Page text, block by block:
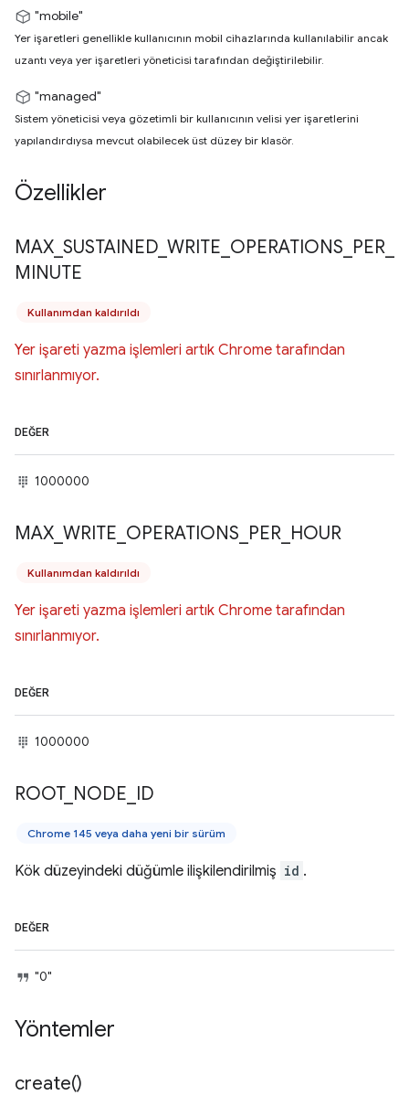
"mobile"
Yer işaretleri genellikle kullanıcının mobil cihazlarında kullanılabilir ancak
uzantı veya yer işaretleri yöneticisi tarafından değiştirilebilir.
"managed"
Sistem yöneticisi veya gözetimli bir kullanıcının velisi yer işaretlerini
yapılandırdıysa mevcut olabilecek üst düzey bir klasör.
Özellikler
MAX SUSTAINED WRITE OPERATIONS PER
MINUTE
Kullanımdan kaldırıldı
Yer işareti yazma işlemleri artık Chrome tarafından
sınırlanmıyor.
DEĞER
1000000
MAX WRITE OPERATIONS PER HOUR
Kullanımdan kaldırıldı
Yer işareti yazma işlemleri artık Chrome tarafından
sınırlanmıyor.
DEĞER
1000000
ROOT_ NODE ID
Chrome 145 veya daha yeni bir sürüm
Kök düzeyindeki düğümle ilişkilendirilmiş id .
DEĞER
"0"
Yöntemler
create()